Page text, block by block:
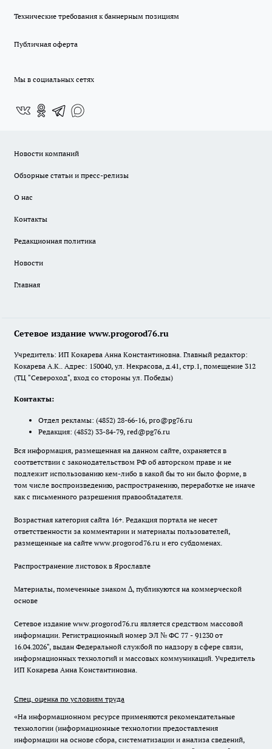
Технические требования к баннерным позициям
Публичная оферта
Мы в социальных сетях
Новости компаний
Обзорные статьи и пресс-релизы
О нас
Контакты
Редакционная политика
Новости
Главная
Сетевое издание www.progorod76.ru
Учредитель: ИП Кокарева Анна Константиновна. Главный редактор:
Кокарева А.К.. Адрес: 150040, ул. Некрасова, д.41, стр.1, помещение 312
(ТЦ "Североход", вход со стороны ул. Победы)
Контакты:
Отдел рекламы: (4852) 28-66-16, pro@pg76.ru
Редакция: (4852) 33-84-79, red@pg76.ru
Вся информация, размещенная на данном сайте, охраняется в
соответствии с законодательством РФ об авторском праве и не
подлежит использованию кем-либо в какой бы то ни было форме, в
том числе воспроизведению, распространению, переработке не иначе
как с письменного разрешения правообладателя.
Возрастная категория сайта 16+. Редакция портала не несет
ответственности за комментарии и материалы пользователей,
размещенные на сайте www.progorod76.ru и его субдоменах.
Распространение листовок в Ярославле
Материалы, помеченные знаком ∆, публикуются на коммерческой
основе
Сетевое издание www.progorod76.ru является средством массовой
информации. Регистрационный номер ЭЛ № ФС 77 - 91230 от
16.04.2026", выдан Федеральной службой по надзору в сфере связи,
информационных технологий и массовых коммуникаций. Учредитель
ИП Кокарева Анна Константиновна.
Спец. оценка по условиям труда
«На информационном ресурсе применяются рекомендательные
технологии (информационные технологии предоставления
информации на основе сбора, систематизации и анализа сведений,